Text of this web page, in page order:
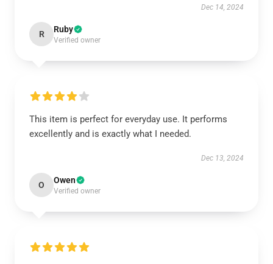
Dec 14, 2024
R Ruby
Verified owner
This item is perfect for everyday use. It performs
excellently and is exactly what I needed.
Dec 13, 2024
O Owen
Verified owner